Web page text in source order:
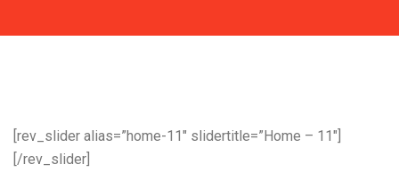
[rev_slider alias=”home-11″ slidertitle=”Home – 11″]
[/rev_slider]